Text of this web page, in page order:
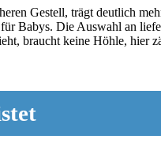
Gestell, trägt deutlich
Babys. Die Auswahl an
braucht keine Höhle, hier